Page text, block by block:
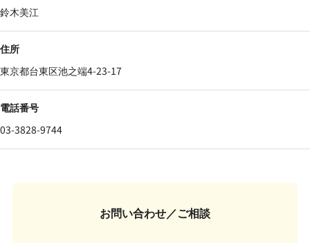
鈴木美江
住所
東京都台東区池之端4-23-17
電話番号
03-3828-9744
お問い合わせ／ご相談